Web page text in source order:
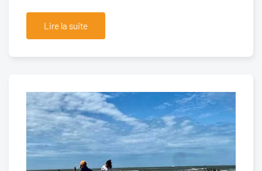
Lire la suite